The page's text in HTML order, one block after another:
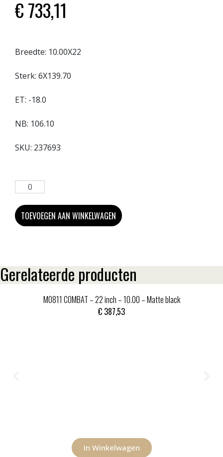
€733,11
Breedte: 10.00X22
Sterk: 6X139.70
ET: -18.0
NB: 106.10
SKU: 237693
TOEVOEGEN AAN WINKELWAGEN
Gerelateerde producten
MO811 COMBAT – 22 inch – 10.00 – Matte black
€ 387,53
In Winkelwagen